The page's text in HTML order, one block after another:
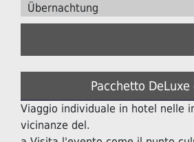
Übernachtung
Pacchetto DeLuxe
Viaggio individuale in hotel nelle
vicinanze del.